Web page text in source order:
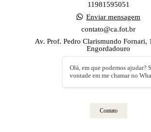
11981595051
Enviar mensagem
contato@ca.fot.br
Av. Prof. Pedro Clarismundo Fornari,
Engordadouro
Contato
Olá, em que podemos ajudar?
vontade em me chamar no